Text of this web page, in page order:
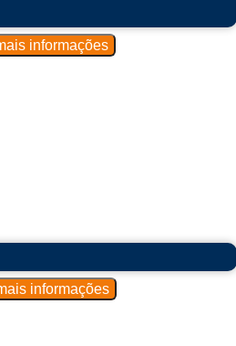
fritas, frango, entre outros.
para submergir os alimentos em
cortadores de legumes, trituradores de